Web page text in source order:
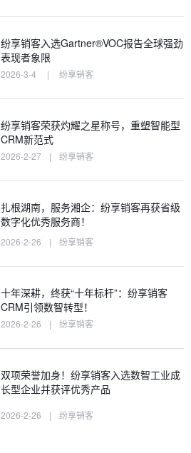
纷享销客入选Gartner®VOC报告全球强劲
表现者象限
2026-3-4 | 纷享销客
纷享销客荣获灼耀之星称号，重塑智能型
CRM新范式
2026-2-27 | 纷享销客
扎根湖南，服务湘企：纷享销客再获省级
数字化优秀服务商！
2026-2-26 | 纷享销客
十年深耕，终获“十年标杆”：纷享销客
CRM引领数智转型！
2026-2-26 | 纷享销客
双项荣誉加身！纷享销客入选数智工业成
长型企业并获评优秀产品
2026-2-26 | 纷享销客